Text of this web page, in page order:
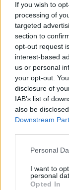
If you wish to
processing of
targeted
section to
opt-out request
interest-based
us or personal
your opt-out.
disclosure of
IAB’s list of
also be
Downstream
Personal
I want to
personal
Opted In
Par drev
hemifrån
Nu döms
mannen till långa
fängelsestraff för